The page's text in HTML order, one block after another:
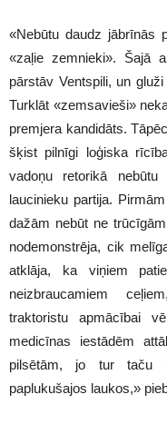
«Nebūtu daudz jābrīnās
«zaļie zemnieki». Šajā
pārstāv Ventspili, un
Turklāt «zemsavieši»
premjera kandidāts.
šķist pilnīgi loģiska
vadoņu retorikā
laucinieku partija.
dažām nebūt ne
nodemonstrēja, cik
atklāja, ka viņiem
neizbraucamiem
traktoristu apmācībai
medicīnas iestādēm
pilsētām, jo tur taču
paplukušajos laukos,»